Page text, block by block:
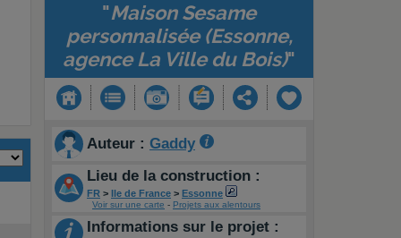
"Maison Sesame
personnalisée (Essonne,
agence La Ville du Bois)"
Auteur : Gaddy
Lieu de la construction :
FR > Ile de France > Essonne
Voir sur une carte - Projets aux alentours
Informations sur le projet :